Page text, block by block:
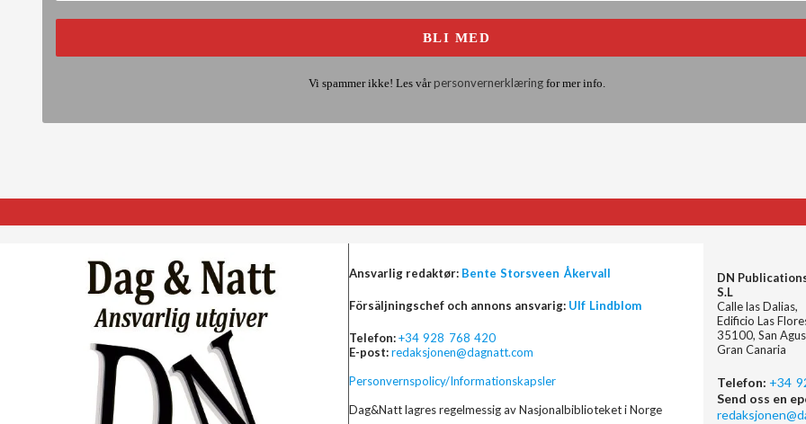
Vi spammer ikke! Les vår personvernerklæringfor mer info.
Ansvarlig redaktør: Bente Storsveen Åkervall
Försäljningschef och annons ansvarig: Ulf Lindblom
Telefon:+34 928 768 420
E-post:redaksjonen@dagnatt.com
Personvernspolicy/Informationskapsler
Dag&Natt lagres regelmessig av Nasjonalbiblioteket i Norge
DN
S.L
Calle las Dalias,
Edificio Las
35100, San
Gran Canaria
Telefon: +34
Send oss en